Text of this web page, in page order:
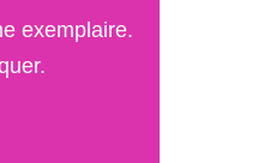
exemplaire.